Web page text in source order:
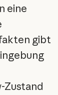
eine
gibt
Zustand